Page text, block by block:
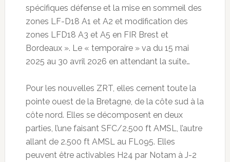
spécifiques défense et la mise en sommeil des
zones LF-D18 A1 et A2 et modification des
zones LFD18 A3 et A5 en FIR Brest et
Bordeaux ». Le « temporaire » va du 15 mai
2025 au 30 avril 2026 en attendant la suite…
Pour les nouvelles ZRT, elles cernent toute la
pointe ouest de la Bretagne, de la côte sud à la
côte nord. Elles se décomposent en deux
parties, l’une faisant SFC/2.500 ft AMSL, l’autre
allant de 2.500 ft AMSL au FL095. Elles
peuvent être activables H24 par Notam à J-2